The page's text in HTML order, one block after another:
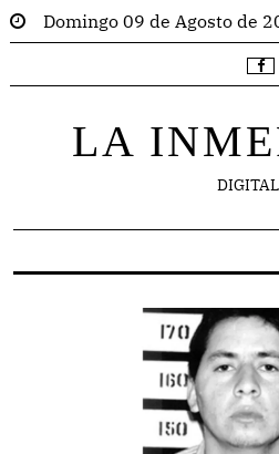
Domingo 09 de Agosto de
LA
DIGITAL